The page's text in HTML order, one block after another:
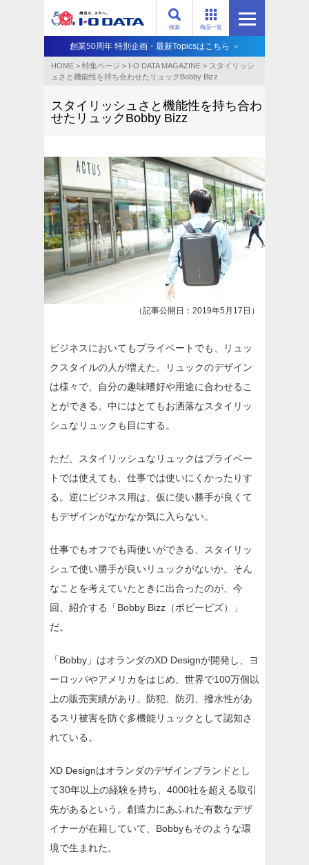
商品一覧
検索
創業50周年 特別企画・最新Topicsはこちら ＞
HOME > 特集ページ > I-O DATA MAGAZINE > スタイリッシ
ュさと機能性を持ち合わせたリュックBobby Bizz
スタイリッシュさと機能性を持ち合わ
せたリュックBobby Bizz
（記事公開日：2019年5月17日）
ビジネスにおいてもプライベートでも、リュッ
クスタイルの人が増えた。リュックのデザイン
は様々で、自分の趣味嗜好や用途に合わせるこ
とができる。中にはとてもお洒落なスタイリッ
シュなリュックも目にする。
ただ、スタイリッシュなリュックはプライベー
トでは使えても、仕事では使いにくかったりす
る。逆にビジネス用は、仮に使い勝手が良くて
もデザインがなかなか気に入らない。
仕事でもオフでも両使いができる、スタイリッ
シュで使い勝手が良いリュックがないか。そん
なことを考えていたときに出合ったのが、今
回、紹介する「Bobby Bizz（ボビービズ）」
だ。
「Bobby」はオランダのXD Designが開発し、ヨ
ーロッパやアメリカをはじめ、世界で100万個以
上の販売実績があり、防犯、防刃、撥水性があ
るスリ被害を防ぐ多機能リュックとして認知さ
れている。
XD Designはオランダのデザインブランドとし
て30年以上の経験を持ち、4000社を超える取引
先があるという。創造力にあふれた有数なデザ
イナーが在籍していて、Bobbyもそのような環
境で生まれた。